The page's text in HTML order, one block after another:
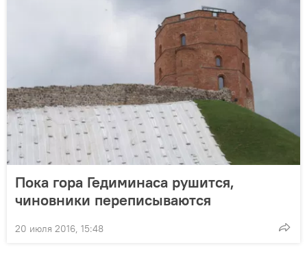
Пока гора Гедиминаса рушится,
чиновники переписываются
20 июля 2016, 15:48